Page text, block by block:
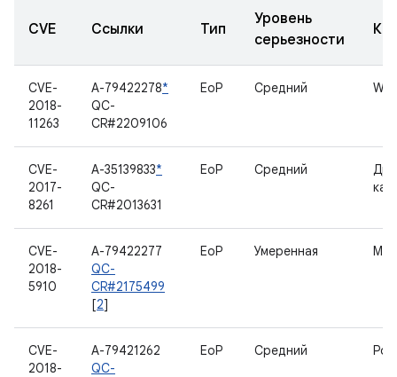
CVE Ссылки Тип
Уровень
серьезности
CVE-
2018-
11263
A-79422278*
QC-
CR#2209106
EoP Средний
CVE-
2017-
8261
A-35139833*
QC-
CR#2013631
EoP Средний
CVE-
2018-
5910
A-79422277
QC-
CR#2175499
[2]
EoP Умеренная
CVE-
2018-
A-79421262
QC-
EoP Средний